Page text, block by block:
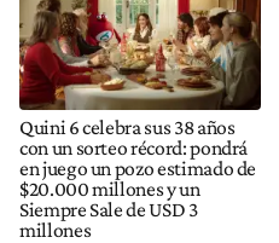
Quini 6 celebra sus 38 años
con un sorteo récord: pondrá
en juego un pozo estimado de
$20.000 millones y un
Siempre Sale de USD 3
millones